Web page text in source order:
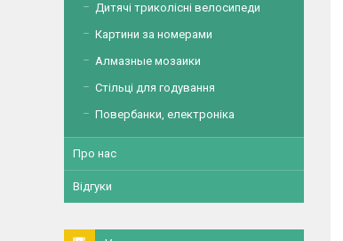
Дитячі триколісні велосипеди
Картини за номерами
Алмазные мозаики
Стільці для годування
Повербанки, електроніка
Про нас
Відгуки